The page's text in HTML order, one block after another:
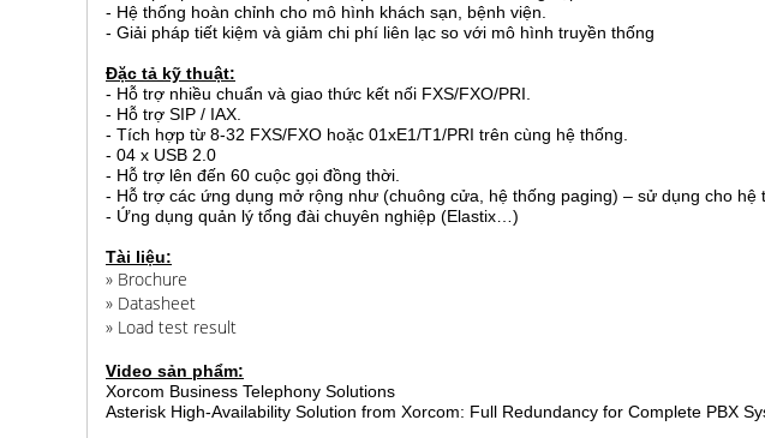
- Hệ thống hoàn chỉnh cho mô hình khách sạn, bệnh viện.
- Giải pháp tiết kiệm và giảm chi phí liên lạc so với mô hình truyền thống
Đặc tả kỹ thuật:
- Hỗ trợ nhiều chuẩn và giao thức kết nối FXS/FXO/PRI.
- Hỗ trợ SIP / IAX.
- Tích hợp từ 8-32 FXS/FXO hoặc 01xE1/T1/PRI trên cùng hệ thống.
- 04 x USB 2.0
- Hỗ trợ lên đến 60 cuộc gọi đồng thời.
- Hỗ trợ các ứng dụng mở rộng như (chuông cửa, hệ thống paging) – sử dụng cho hệ
- Ứng dụng quản lý tổng đài chuyên nghiệp (Elastix…)
Tài liệu:
» Brochure
» Datasheet
» Load test result
Video sản phẩm:
Xorcom Business Telephony Solutions
Asterisk High-Availability Solution from Xorcom: Full Redundancy for Complete PBX